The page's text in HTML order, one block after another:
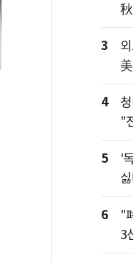
3
4
"
5
'
6
"
3